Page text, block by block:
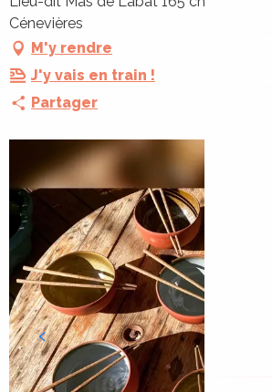
Cénevières
M'y rendre
J'y vais en train !
Partager